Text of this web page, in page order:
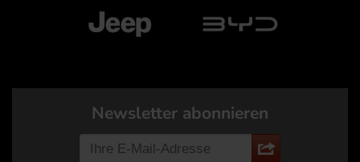
Newsletter abonnieren